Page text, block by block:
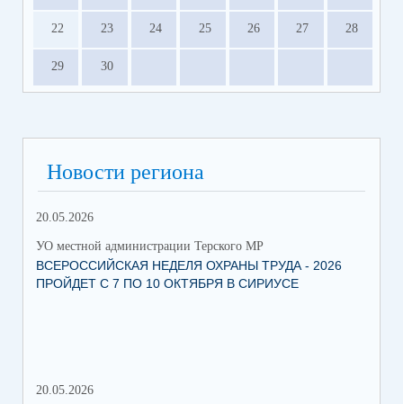
22 23 24 25 26 27 28
29 30
Новости региона
20.05.2026
УО местной администрации Терского МР
ВСЕРОССИЙСКАЯ НЕДЕЛЯ ОХРАНЫ ТРУДА - 2026
ПРОЙДЕТ С 7 ПО 10 ОКТЯБРЯ В СИРИУСЕ
20.05.2026